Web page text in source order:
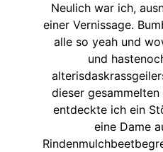
Neulich war ich,
einer Vernissage.
alle so yeah und
und
dieser
entdeckte ich ein
eine Dame